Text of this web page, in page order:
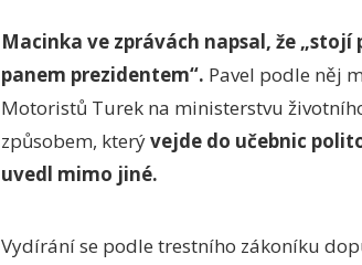
Macinka ve zprávách napsal, že
panem prezidentem“. Pavel podle něj
Motoristů Turek na ministerstvu
způsobem, kterývejde do učebnic
uvedl mimo jiné.
Vydírání se podle trestního zákoníku